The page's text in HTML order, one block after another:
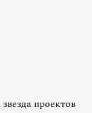
проектов